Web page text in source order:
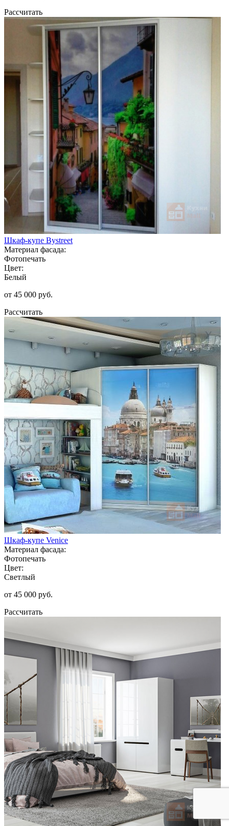
Рассчитать
Шкаф-купе Bystreet
Материал фасада:
Фотопечать
Цвет:
Белый
от 45 000 руб.
Рассчитать
Шкаф-купе Venice
Материал фасада:
Фотопечать
Цвет:
Светлый
от 45 000 руб.
Рассчитать